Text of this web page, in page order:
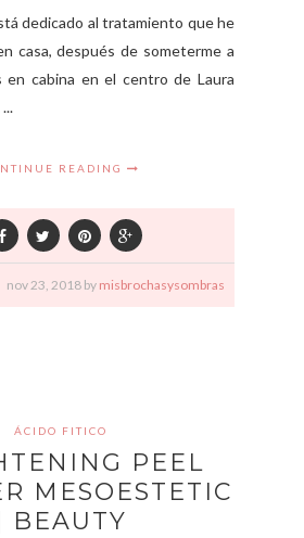
dedicado al tratamiento que he
casa, después de someterme a
en cabina en el centro de Laura
READING
nov23, 2018 by misbrochasysombras
ÁCIDO FITICO
PEEL
MESOESTETIC
| BEAUTY